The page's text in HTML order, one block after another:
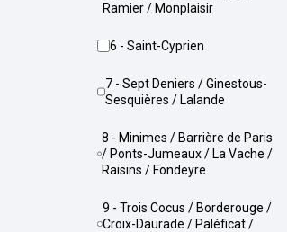
Ramier / Monplaisir
6 - Saint-Cyprien
7 - Sept Deniers / Ginestous-
Sesquières / Lalande
8 - Minimes / Barrière de Paris
/ Ponts-Jumeaux / La Vache /
Raisins / Fondeyre
9 - Trois Cocus / Borderouge /
Croix-Daurade / Paléficat /